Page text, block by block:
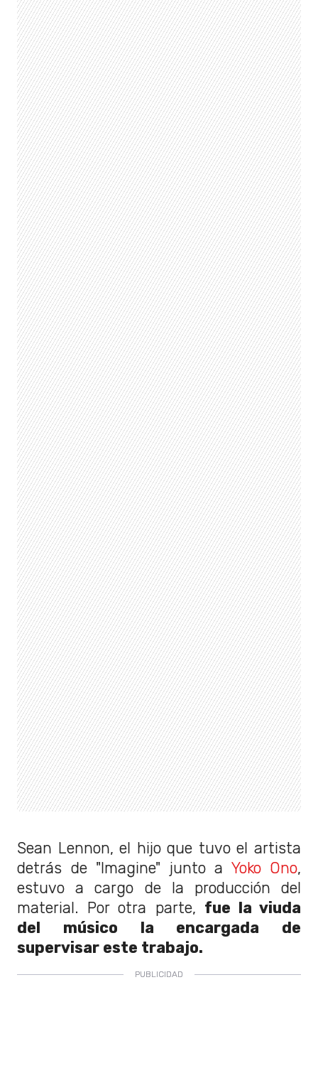
Sean Lennon, el hijo que tuvo el artista
detrás de "Imagine" junto a Yoko Ono,
estuvo a cargo de la producción del
material. Por otra parte, fue la viuda
del músico la encargada de
supervisar este trabajo.